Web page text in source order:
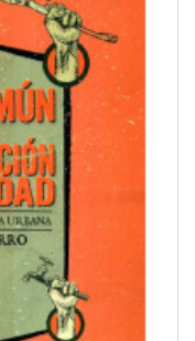
QUICKVIEW
WISHLIST